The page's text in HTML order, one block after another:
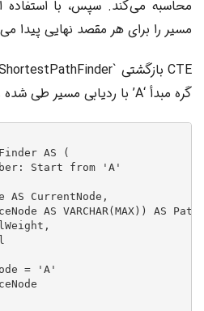
محاسبه می‌کند. سپس، با استفاده
مسیر را برای هر مقصد نهایی پیدا
گره مبدأ ‘A’ با ردیابی مسیر طی شده و هزینه تجمعی:
AS (
Start from 'A'
CurrentNode,
AS VARCHAR(MAX)) AS
= 'A'